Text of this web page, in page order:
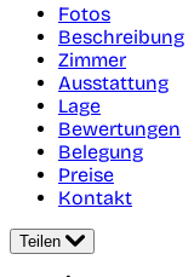
Fotos
Beschreibung
Zimmer
Ausstattung
Lage
Bewertungen
Belegung
Preise
Kontakt
Teilen